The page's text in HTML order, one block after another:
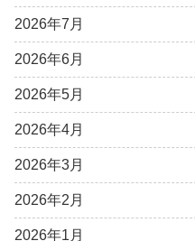
2026年7月
2026年6月
2026年5月
2026年4月
2026年3月
2026年2月
2026年1月